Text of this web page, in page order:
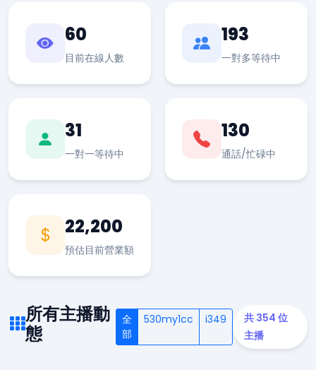
60
目前在線人數
193
一對多等待中
31
一對一等待中
130
通話/忙碌中
22,200
預估目前營業額
所有主播動
態
全
部
530my1cc i349
共 354 位
主播